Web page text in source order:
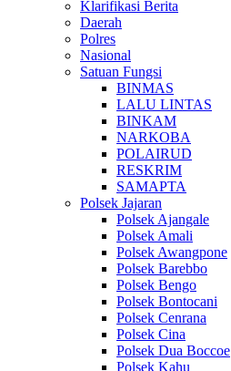
Klarifikasi Berita
Daerah
Polres
Nasional
Satuan Fungsi
BINMAS
LALU LINTAS
BINKAM
NARKOBA
POLAIRUD
RESKRIM
SAMAPTA
Polsek Jajaran
Polsek Ajangale
Polsek Amali
Polsek Awangpone
Polsek Barebbo
Polsek Bengo
Polsek Bontocani
Polsek Cenrana
Polsek Cina
Polsek Dua Boccoe
Polsek Kahu